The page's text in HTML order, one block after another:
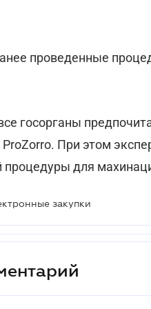
проведенные
госорганы
ProZorro. При этом
для
закупки